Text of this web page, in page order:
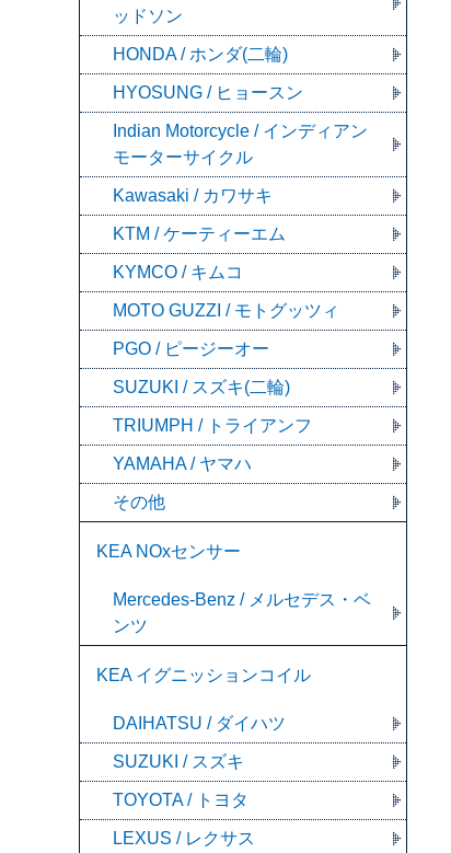
ッドソン
HONDA / ホンダ(二輪)
HYOSUNG / ヒョースン
Indian Motorcycle / インディアン
モーターサイクル
Kawasaki / カワサキ
KTM / ケーティーエム
KYMCO / キムコ
MOTO GUZZI / モトグッツィ
PGO / ピージーオー
SUZUKI / スズキ(二輪)
TRIUMPH / トライアンフ
YAMAHA / ヤマハ
その他
KEA NOxセンサー
Mercedes-Benz / メルセデス・ベ
ンツ
KEA イグニッションコイル
DAIHATSU / ダイハツ
SUZUKI / スズキ
TOYOTA / トヨタ
LEXUS / レクサス